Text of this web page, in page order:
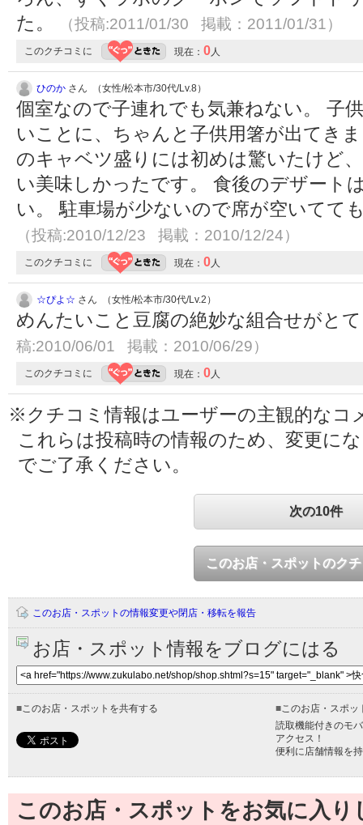
た。
（投稿:2011/01/30 掲載：2011/01/31）
このクチコミに 現在： 0人
ひのか さん （女性/松本市/30代/Lv.8）
個室なので子連れでも気兼ねない。 子
いことに、ちゃんと子供用箸が出てき
のキャベツ盛りには初めは驚いたけど
い美味しかったです。 食後のデザート
い。 駐車場が少ないので席が空いてて
（投稿:2010/12/23 掲載：2010/12/24）
このクチコミに 現在： 0人
☆ぴよ☆ さん （女性/松本市/30代/Lv.2）
めんたいこと豆腐の絶妙な組合せがと
稿:2010/06/01 掲載：2010/06/29）
このクチコミに 現在： 0人
※クチコミ情報はユーザーの主観的なコ
これらは投稿時の情報のため、変更に
でご了承ください。
次の10件
このお店・スポットのク
このお店・スポットの情報変更や閉店・移転を報告
お店・スポット情報をブログにはる
■このお店・スポットを共有する ■このお店・スポッ
読取機能付きのモ
アクセス！
便利に店舗情報を
このお店・スポットをお気に入